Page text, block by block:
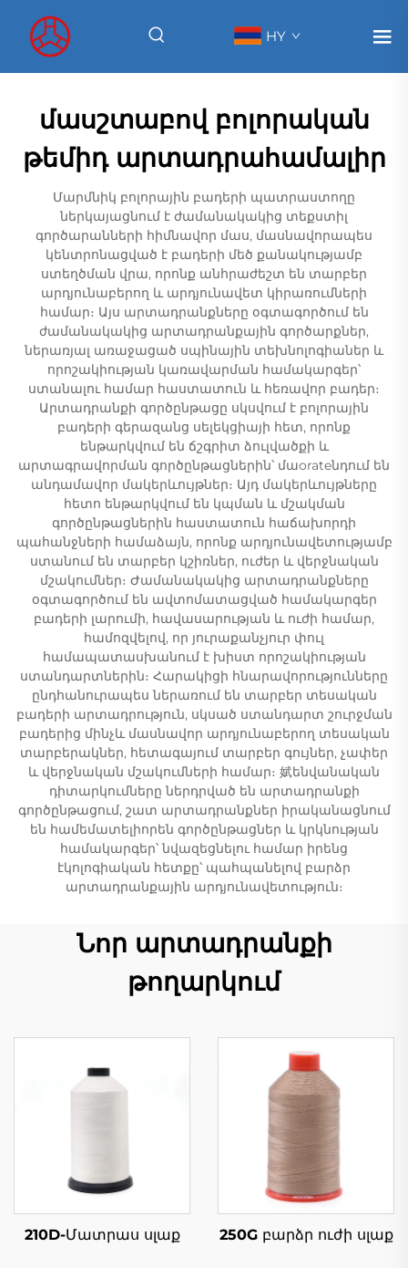
HY
մասշտաբով բոլորական
թեմիդ արտադրահամալիր
Մարմնիկ բոլորային բադերի պատրաստողը
ներկայացնում է ժամանակակից տեքստիլ
գործարանների հիմնավոր մաս, մասնավորապես
կենտրոնացված է բադերի մեծ քանակությամբ
ստեղծման վրա, որոնք անհրաժեշտ են տարբեր
արդյունաբերող և արդյունավետ կիրառումների
համար։ Այս արտադրանքները օգտագործում են
ժամանակակից արտադրանքային գործարքներ,
ներառյալ առաջացած սպինային տեխնոլոգիաներ և
որոշակիության կառավարման համակարգեր՝
ստանալու համար հաստատուն և հեռավոր բադեր։
Արտադրանքի գործընթացը սկսվում է բոլորային
բադերի գերազանց սելեկցիայի հետ, որոնք
ենթարկվում են ճշգրիտ ձուլվածքի և
արտագրավորման գործընթացներին՝ մաorateնդում են
անդամավոր մակերևույթներ։ Այդ մակերևույթները
հետո ենթարկվում են կպման և մշակման
գործընթացներին հաստատուն հաճախորդի
պահանջների համաձայն, որոնք արդյունավետությամբ
ստանում են տարբեր կշիռներ, ուժեր և վերջնական
մշակումներ։ Ժամանակակից արտադրանքները
օգտագործում են ավտոմատացված համակարգեր
բադերի լարումի, հավասարության և ուժի համար,
համոզվելով, որ յուրաքանչյուր փուլ
համապատասխանում է խիստ որոշակիության
ստանդարտներին։ Հարակիցի հնարավորությունները
ընդհանուրապես ներառում են տարբեր տեսական
բադերի արտադրություն, սկսած ստանդարտ շուրջման
բադերից մինչև մասնավոր արդյունաբերող տեսական
տարբերակներ, հետագայում տարբեր գույներ, չափեր
և վերջնական մշակումների համար։ 娬ենվանական
դիտարկումները ներդրված են արտադրանքի
գործընթացում, շատ արտադրանքներ իրականացնում
են համեմատելիորեն գործընթացներ և կրկնության
համակարգեր՝ նվազեցնելու համար իրենց
էկոլոգիական հետքը՝ պահպանելով բարձր
արտադրանքային արդյունավետություն։
Նոր արտադրանքի
թողարկում
210D-Մատրաս սլաք 250G բարձր ուժի սլաք